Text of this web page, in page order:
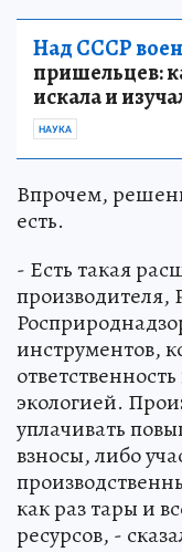
Над СССР
пришельцев:
искала и
НАУКА
Впрочем,
есть.
- Есть такая
инструментов,
экологией.
уплачивать
взносы, либо
как раз тары и
ресурсов, -